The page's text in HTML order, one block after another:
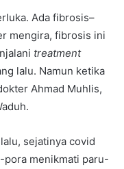
Ada fibrosis–
mengira, fibrosis ini
treatment
lalu. Namun ketika
Ahmad Muhlis,
sejatinya covid
pora menikmati paru-